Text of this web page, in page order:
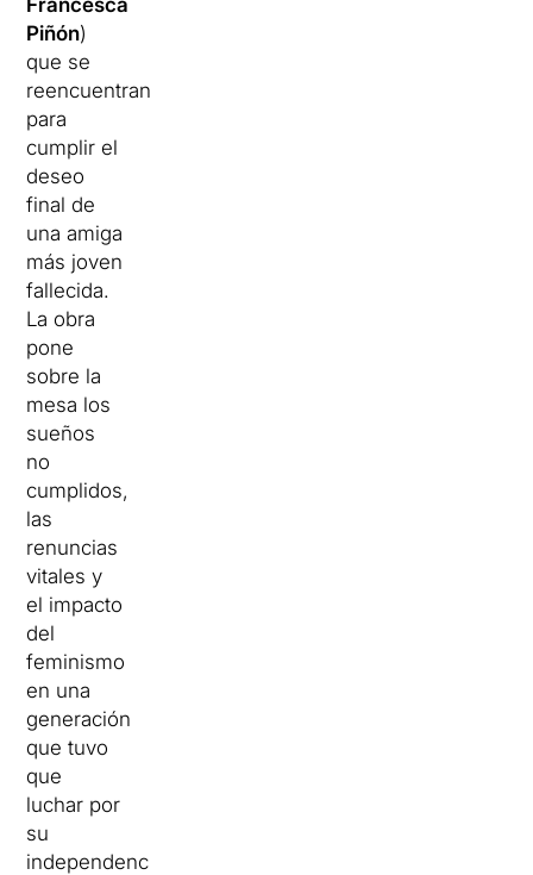
Francesca
Piñón)
que se
reencuentran
para
cumplir el
deseo
final de
una amiga
más joven
fallecida.
La obra
pone
sobre la
mesa los
sueños
no
cumplidos,
las
renuncias
vitales y
el impacto
del
feminismo
en una
generación
que tuvo
que
luchar por
su
independencia